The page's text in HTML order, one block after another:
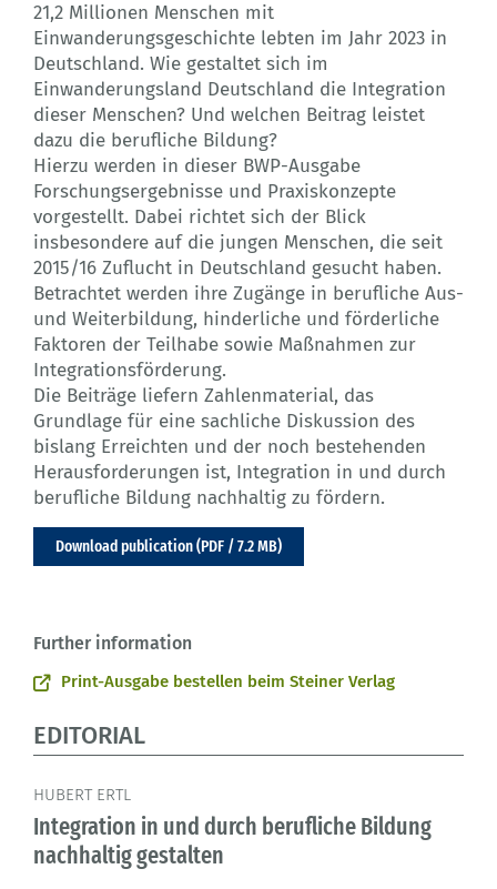
21,2 Millionen Menschen mit
Einwanderungsgeschichte lebten im Jahr 2023 in
Deutschland. Wie gestaltet sich im
Einwanderungsland Deutschland die Integration
dieser Menschen? Und welchen Beitrag leistet
dazu die berufliche Bildung?
Hierzu werden in dieser BWP-Ausgabe
Forschungsergebnisse und Praxiskonzepte
vorgestellt. Dabei richtet sich der Blick
insbesondere auf die jungen Menschen, die seit
2015/16 Zuflucht in Deutschland gesucht haben.
Betrachtet werden ihre Zugänge in berufliche Aus-
und Weiterbildung, hinderliche und förderliche
Faktoren der Teilhabe sowie Maßnahmen zur
Integrationsförderung.
Die Beiträge liefern Zahlenmaterial, das
Grundlage für eine sachliche Diskussion des
bislang Erreichten und der noch bestehenden
Herausforderungen ist, Integration in und durch
berufliche Bildung nachhaltig zu fördern.
Download publication (PDF / 7.2 MB)
Further information
Print-Ausgabe bestellen beim Steiner Verlag
EDITORIAL
HUBERT ERTL
Integration in und durch berufliche Bildung
nachhaltig gestalten